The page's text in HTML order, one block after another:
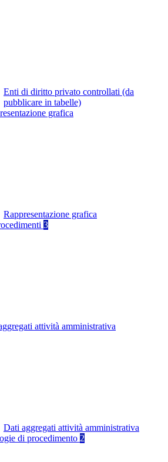
Enti di diritto privato controllati (da
pubblicare in tabelle)
grafica
Rappresentazione grafica
3
attività amministrativa
Dati aggregati attività amministrativa
di procedimento 2